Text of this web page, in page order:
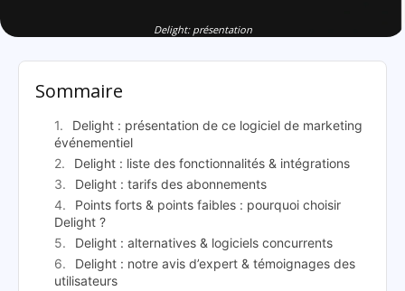
Delight: présentation
Sommaire
Delight : présentation de ce logiciel de marketing
événementiel
Delight : liste des fonctionnalités & intégrations
Delight : tarifs des abonnements
Points forts & points faibles : pourquoi choisir
Delight ?
Delight : alternatives & logiciels concurrents
Delight : notre avis d’expert & témoignages des
utilisateurs